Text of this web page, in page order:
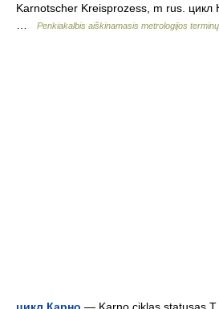
Karnotscher Kreisprozess, m rus. цикл
Penkiakalbis aiškinamasis metrologijos
цикл Карно — Karno ciklas statusas